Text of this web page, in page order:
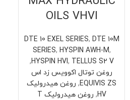
OILS VHVI
DTE 10 EXEL SERIES, DTE 10M
SERIES, HYSPIN AWH-M,
HYSPIN HVI, TELLUS S2 V
,
روغن توتال اکوویس زد اس
EQUIVIS ZS
, روغن هیدرولیک
HV
, روغن هیدرولیک T